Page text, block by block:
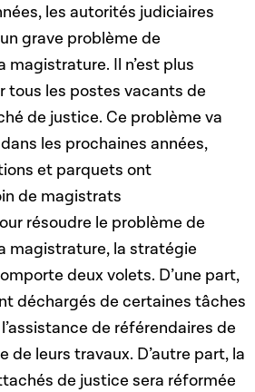
les autorités judiciaires
grave problème de
Il n’est plus
tous les postes vacants de
de justice. Ce problème va
les prochaines années,
et parquets ont
de magistrats
résoudre le problème de
magistrature, la stratégie
deux volets. D’une part,
déchargés de certaines tâches
de référendaires de
de leurs travaux. D’autre part, la
de justice sera réformée